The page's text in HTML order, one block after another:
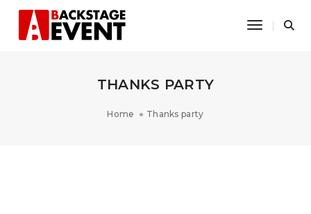
Toggle
THANKS PARTY
Home Thanks party